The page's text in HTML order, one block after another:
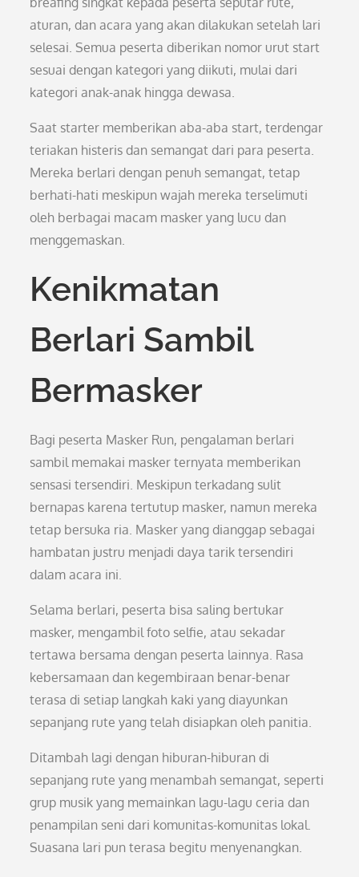
aturan, dan acara yang akan dilakukan setelah lari
selesai. Semua peserta diberikan nomor urut start
sesuai dengan kategori yang diikuti, mulai dari
kategori anak-anak hingga dewasa.
Saat starter memberikan aba-aba start, terdengar
teriakan histeris dan semangat dari para peserta.
Mereka berlari dengan penuh semangat, tetap
berhati-hati meskipun wajah mereka terselimuti
oleh berbagai macam masker yang lucu dan
menggemaskan.
Kenikmatan
Berlari Sambil
Bermasker
Bagi peserta Masker Run, pengalaman berlari
sambil memakai masker ternyata memberikan
sensasi tersendiri. Meskipun terkadang sulit
bernapas karena tertutup masker, namun mereka
tetap bersuka ria. Masker yang dianggap sebagai
hambatan justru menjadi daya tarik tersendiri
dalam acara ini.
Selama berlari, peserta bisa saling bertukar
masker, mengambil foto selfie, atau sekadar
tertawa bersama dengan peserta lainnya. Rasa
kebersamaan dan kegembiraan benar-benar
terasa di setiap langkah kaki yang diayunkan
sepanjang rute yang telah disiapkan oleh panitia.
Ditambah lagi dengan hiburan-hiburan di
sepanjang rute yang menambah semangat, seperti
grup musik yang memainkan lagu-lagu ceria dan
penampilan seni dari komunitas-komunitas lokal.
Suasana lari pun terasa begitu menyenangkan.